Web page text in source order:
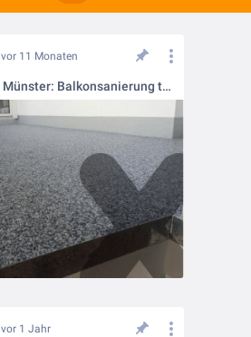
vor 11 Monaten
Praxisbericht Münster: Balkonsanierung trifft Design – funktional und ästhetisch
vor 1 Jahr